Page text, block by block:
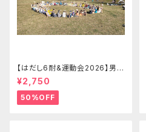
【はだし6耐&運動会2026】男子
ソロの部 はだし6耐＋運動会エ
ントリー【2026.09.26(土)】
¥2,750
50%OFF